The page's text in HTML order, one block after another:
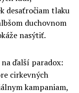
desaťročiam tlaku
duchovnom
nasýtiť.
ďalší paradox:
cirkevných
kampaniam,